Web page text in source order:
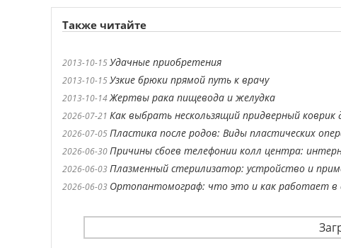
Также читайте
2013-10-15Удачные приобретения
2013-10-15Узкие брюки прямой путь к врачу
2013-10-14Жертвы рака пищевода и желудка
2026-07-21 Как выбрать нескользящий придверный коврик
2026-07-05Пластика после родов: Виды пластических
2026-06-30Причины сбоев телефонии колл центра:
2026-06-03Плазменный стерилизатор: устройство и
2026-06-03 Ортопантомограф: что это и как работает в